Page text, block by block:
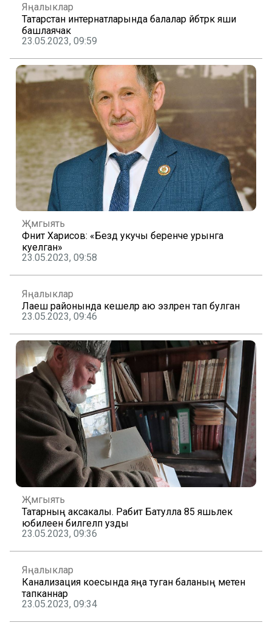
Яңалыклар
Татарстан интернатларында балалар әйбәтрәк яши
башлаячак
23.05.2023, 09:59
Җәмгыять
Фәнит Харисов: «Бездә укучы беренче урынга
куелган»
23.05.2023, 09:58
Яңалыклар
Лаеш районында кешеләр аю эзләренә тап булган
23.05.2023, 09:46
Җәмгыять
Татарның аксакалы. Рабит Батулла 85 яшьлек
юбилеен билгеләп узды
23.05.2023, 09:36
Яңалыклар
Канализация коесында яңа туган баланың мәетен
тапканнар
23.05.2023, 09:34